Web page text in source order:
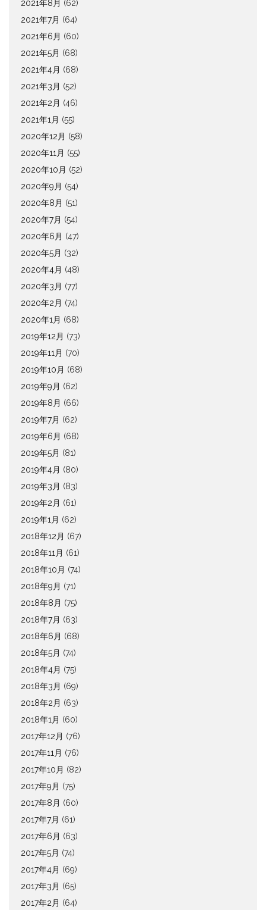
2021年8月 (62)
2021年7月 (64)
2021年6月 (60)
2021年5月 (68)
2021年4月 (68)
2021年3月 (52)
2021年2月 (46)
2021年1月 (55)
2020年12月 (58)
2020年11月 (55)
2020年10月 (52)
2020年9月 (54)
2020年8月 (51)
2020年7月 (54)
2020年6月 (47)
2020年5月 (32)
2020年4月 (48)
2020年3月 (77)
2020年2月 (74)
2020年1月 (68)
2019年12月 (73)
2019年11月 (70)
2019年10月 (68)
2019年9月 (62)
2019年8月 (66)
2019年7月 (62)
2019年6月 (68)
2019年5月 (81)
2019年4月 (80)
2019年3月 (83)
2019年2月 (61)
2019年1月 (62)
2018年12月 (67)
2018年11月 (61)
2018年10月 (74)
2018年9月 (71)
2018年8月 (75)
2018年7月 (63)
2018年6月 (68)
2018年5月 (74)
2018年4月 (75)
2018年3月 (69)
2018年2月 (63)
2018年1月 (60)
2017年12月 (76)
2017年11月 (76)
2017年10月 (82)
2017年9月 (75)
2017年8月 (60)
2017年7月 (61)
2017年6月 (63)
2017年5月 (74)
2017年4月 (69)
2017年3月 (65)
2017年2月 (64)